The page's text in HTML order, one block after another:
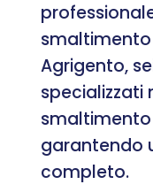
Agrigento,
specializzati
garantendo
completo.